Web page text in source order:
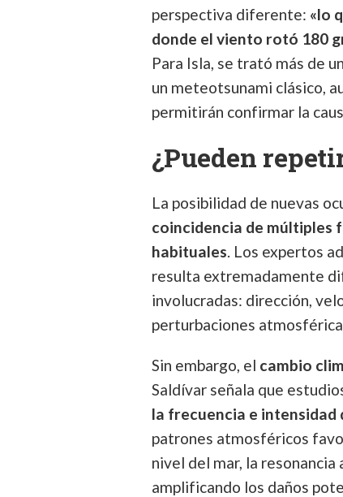
perspectiva diferente: «lo
donde el viento rotó 180
Para Isla, se trató más de
un meteotsunami clásico,
permitirán confirmar la
¿Pueden
La posibilidad de nuevas
coincidencia de múltiples
habituales. Los expertos
resulta extremadamente
involucradas: dirección,
perturbaciones
Sin embargo, el cambio
Saldívar señala que
la frecuencia e intensidad
patrones atmosféricos
nivel del mar, la
amplificando los daños